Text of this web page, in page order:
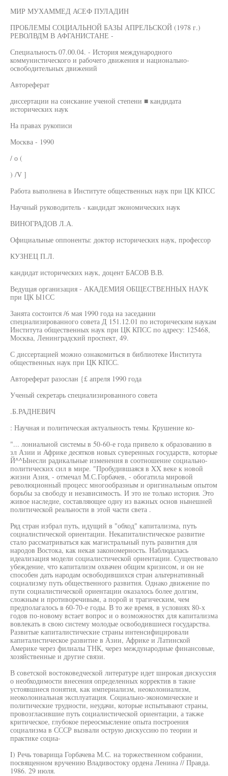
МИР МУХАММЕД АСЕФ ПУЛАДИН
ПРОБЛЕМЫ СОЦИАЛЬНОЙ БАЗЫ АПРЕЛЬСКОЙ (1978 г.)
РЕВОЛВДМ В АФГАНИСТАНЕ -
Специальность 07.00.04. - История международного
коммунистического и рабочего движения и национально-
освободительных движений
Автореферат
диссертации на соискание ученой степени ■ кандидата
исторических наук
На правах рукописи
Москва - 1990
/ о (
) /V ]
Работа выполнена в Институте общественных наук при ЦК КПСС
Научный руководитель - кандидат экономических наук
ВИНОГРАДОВ Л.А.
Официальные оппоненты: доктор исторических наук, профессор
КУЗНЕЦ П.Л.
кандидат исторических наук, доцент БАСОВ В.В.
Ведущая организация - АКАДЕМИЯ ОБЩЕСТВЕННЫХ НАУК
при ЦК Ы1СС
Занята состоится /6 мая 1990 года на заседании
специализированного совета Д 151.12.01 по историческим наукам
Института общественных наук при ЦК КПСС по адресу: 125468,
Москва, Ленинградский проспект, 49.
С диссертацией можно ознакомиться в библиотеке Института
общественных наук при ЦК КПСС.
Автореферат разослан {£ апреля 1990 года
Ученый секретарь специализированного совета
.Б.РАДНЕВИЧ
: Научная и политическая актуальность темы. Крушение ко-
"... лониальной системы в 50-60-е года привело к образованию в
зл Азии и Африке десятков новых суверенных государств, которые
Й^^Ынесли радикальные изменения в соотношение социально-
политических сил в мире. "Пробудившаяся в XX веке к новой
жизни Азия, - отмечал М.С.Горбачев, - обогатила мировой
революционный процесс многообразным и оригинальным опытом
борьбы за свободу и независимость. И это не только история. Это
живое наследие, составляющее одну из важных основ нынешней
политической реальности в этой части света .
Ряд стран избрал путь, идущий в "обход" капитализма, путь
социалистической ориентации. Некапиталистическое развитие
стало рассматриваться как магистральный путь развития для
народов Востока, как некая закономерность. Наблюдалась
идеализация модели социалистической ориентации. Существовало
убеждение, что капитализм охвачен общим кризисом, и он не
способен дать народам освободившихся стран альтернативный
социализму путь общественного развития. Однако движение по
пути социалистической ориентации оказалось более долгим,
сложным и противоречивым, а порой и трагическим, чем
предполагалось в 60-70-е годы. В то же время, в условиях 80-х
годов по-новому встает вопрос и о возможностях для капитализма
вовлекать в свою систему молодые освободившиеся государства.
Развитые капиталистические страны интенсифицировали
капиталистическое развитие в Азии, Африке и Латинской
Америке через филиалы ТНК, через международные финансовые,
хозяйственные и другие связи.
В советской востоковедческой литературе идет широкая дискуссия
о необходимости внесения определенных корректив в такие
устоявшиеся понятия, как империализм, неоколониализм,
неоколониальная эксплуатация. Социально-экономические и
политические трудности, неудачи, которые испытывают страны,
провозгласившие путь социалистической ориентации, а также
критическое, глубокое переосмысление опыта построения
социализма в СССР вызвали острую дискуссию по теории и
практике социа-
I) Речь товарища Горбачева М.С. на торжественном собрании,
посвященном вручению Владивостоку ордена Ленина // Правда.
1986. 29 июля.